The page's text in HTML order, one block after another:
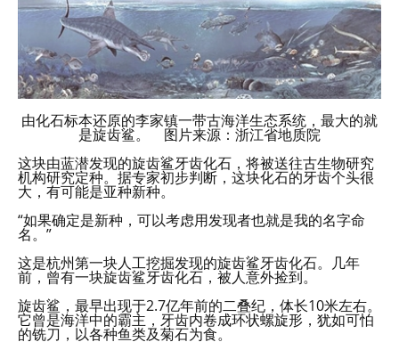
由化石标本还原的李家镇一带古海洋生态系统，最大的就
是旋齿鲨。 图片来源：浙江省地质院
这块由蓝潜发现的旋齿鲨牙齿化石，将被送往古生物研究
机构研究定种。据专家初步判断，这块化石的牙齿个头很
大，有可能是亚种新种。
“如果确定是新种，可以考虑用发现者也就是我的名字命
名。”
这是杭州第一块人工挖掘发现的旋齿鲨牙齿化石。几年
前，曾有一块旋齿鲨牙齿化石，被人意外捡到。
旋齿鲨，最早出现于2.7亿年前的二叠纪，体长10米左右。
它曾是海洋中的霸主，牙齿内卷成环状螺旋形，犹如可怕
的铣刀，以各种鱼类及菊石为食。